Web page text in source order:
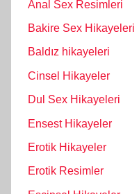
Anal Sex Resimleri
Bakire Sex Hikayeleri
Baldız hikayeleri
Cinsel Hikayeler
Dul Sex Hikayeleri
Ensest Hikayeler
Erotik Hikayeler
Erotik Resimler